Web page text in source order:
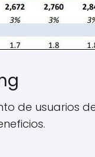
de usuarios